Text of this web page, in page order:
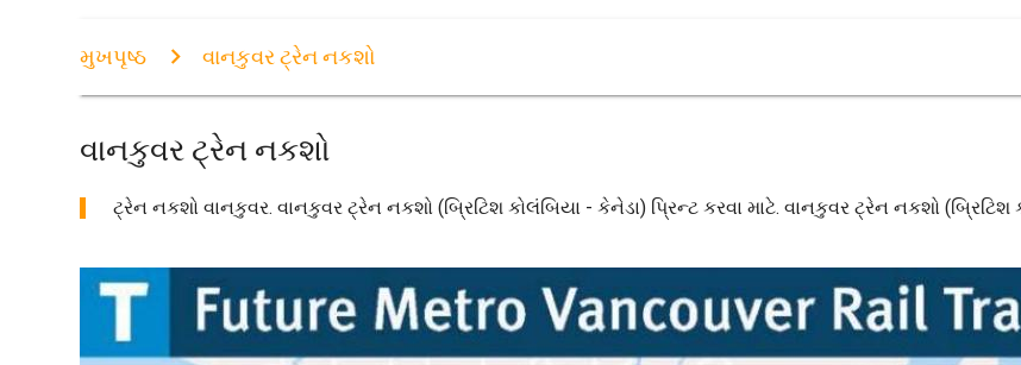
મુખપૃષ્ઠ વાનકુવર ટ્રેન નકશો
વાનકુવર ટ્રેન નકશો
ટ્રેન નકશો વાનકુવર. વાનકુવર ટ્રેન નકશો (બ્રિટિશ કોલંબિયા - કેનેડા) પ્રિન્ટ કરવા માટે. વાનકુવર ટ્રેન નકશો (બ્રિટિશ